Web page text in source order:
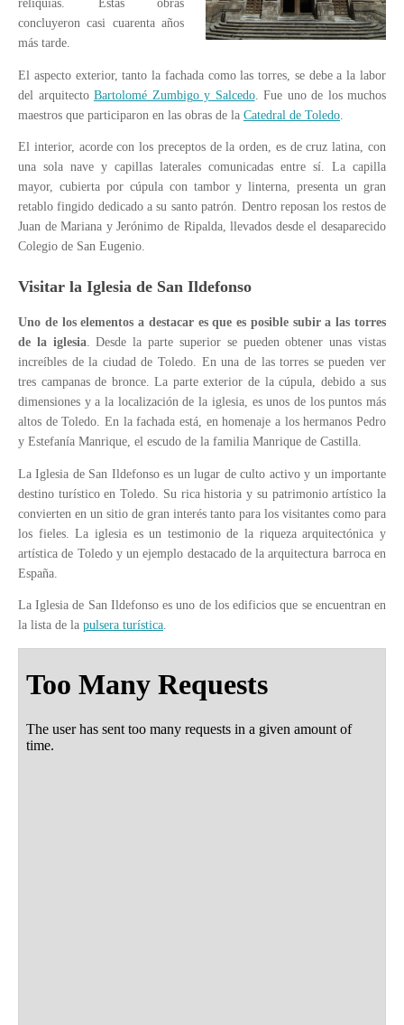
reliquias. Estas obras
concluyeron casi cuarenta años
más tarde.
El aspecto exterior, tanto la fachada como las torres, se debe a la labor
del arquitecto Bartolomé Zumbigo y Salcedo. Fue uno de los muchos
maestros que participaron en las obras de la Catedral de Toledo
El interior, acorde con los preceptos de la orden, es de cruz latina, con
una sola nave y capillas laterales comunicadas entre sí. La capilla
mayor, cubierta por cúpula con tambor y linterna, presenta un gran
retablo fingido dedicado a su santo patrón. Dentro reposan los restos de
Juan de Mariana y Jerónimo de Ripalda, llevados desde el desaparecido
Colegio de San Eugenio.
Visitar la Iglesia de San Ildefonso
Uno de los elementos a destacar es que es posible subir a las torres
de la iglesia. Desde la parte superior se pueden obtener unas vistas
increíbles de la ciudad de Toledo. En una de las torres se pueden ver
tres campanas de bronce. La parte exterior de la cúpula, debido a sus
dimensiones y a la localización de la iglesia, es unos de los puntos más
altos de Toledo. En la fachada está, en homenaje a los hermanos Pedro
y Estefanía Manrique, el escudo de la familia Manrique de Castilla.
La Iglesia de San Ildefonso es un lugar de culto activo y un importante
destino turístico en Toledo. Su rica historia y su patrimonio artístico la
convierten en un sitio de gran interés tanto para los visitantes como para
los fieles. La iglesia es un testimonio de la riqueza arquitectónica y
artística de Toledo y un ejemplo destacado de la arquitectura barroca en
España.
La Iglesia de San Ildefonso es uno de los edificios que se encuentran en
la lista de la pulsera turística.